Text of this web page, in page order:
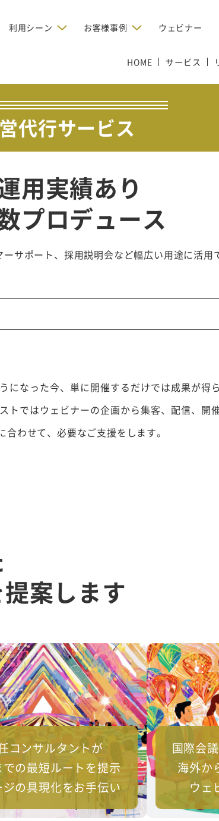
デジタルリクルーティング
ルーティン
利用シーン
ーの集客を増や
ィングで成果を
グ広告で成果を上
BtoBのインターネット広
新規開拓の営業力を強化し
採用コストを削減したい
向け）
営業が疲弊する「飛び込
お客様事例
の認知度向上と文
効果的なメールマ ルマーケティング：成功企業
ウェビナー
HOME サービス
代行サービス
用実績あり
プロデュース
サポート、採用説明会など幅広い用途に活用
になった今、単に開催するだけでは成果が得
トではウェビナーの企画から集客、配信、開
わせて、必要なご支援をします。
案します
コンサルタントが
での最短ルートを提示
ジの具現化をお手伝い
国際会
海外か
ウェ